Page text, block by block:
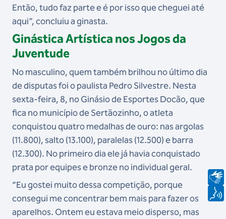
Então, tudo faz parte e é por isso que cheguei até
aqui”, concluiu a ginasta.
Ginástica Artística nos Jogos da
Juventude
No masculino, quem também brilhou no último dia
de disputas foi o paulista Pedro Silvestre. Nesta
sexta-feira, 8, no Ginásio de Esportes Docão, que
fica no município de Sertãozinho, o atleta
conquistou quatro medalhas de ouro: nas argolas
(11.800), salto (13.100), paralelas (12.500) e barra
(12.300). No primeiro dia ele já havia conquistado
prata por equipes e bronze no individual geral.
“Eu gostei muito dessa competição, porque
consegui me concentrar bem mais para fazer os
aparelhos. Ontem eu estava meio disperso, mas